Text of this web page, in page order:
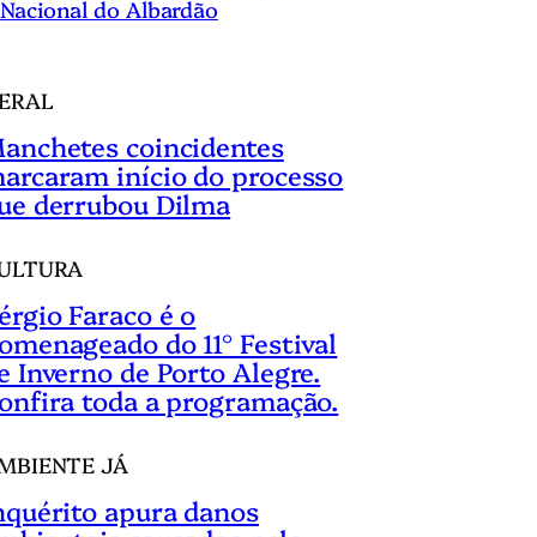
Nacional do Albardão
coincidentes
início do processo
derrubou Dilma
Faraco é o
do 11° Festival
Inverno de Porto Alegre.
toda a programação.
JÁ
apura danos